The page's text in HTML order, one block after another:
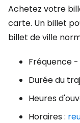
Achetez votre
carte. Un billet
billet de ville
Fréquence
Durée du
Heures
Horaires :